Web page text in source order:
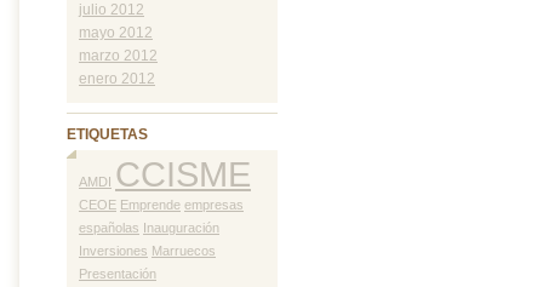
julio 2012
mayo 2012
marzo 2012
enero 2012
ETIQUETAS
AMDI CCISME
CEOE Emprende empresas
españolas Inauguración
Inversiones Marruecos
Presentación